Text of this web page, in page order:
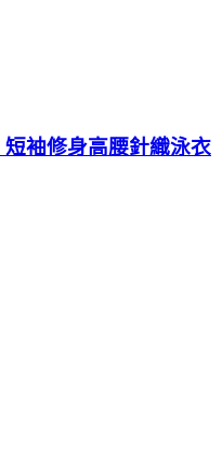
袖修身高腰針織泳衣